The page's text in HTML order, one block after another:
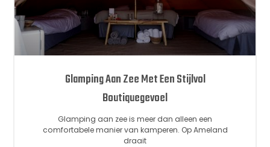
Glamping Aan Zee Met Een Stijlvol
Boutiquegevoel
Glamping aan zee is meer dan alleen een
comfortabele manier van kamperen. Op Ameland
draait